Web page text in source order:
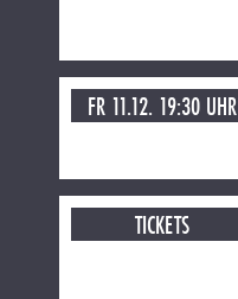
FR 11.12. 19:30 UHR
TICKETS